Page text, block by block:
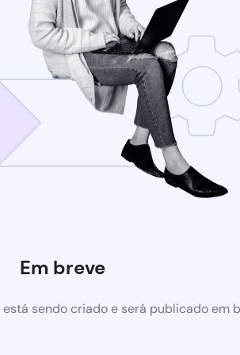
Em breve
está sendo criado e será publicado em